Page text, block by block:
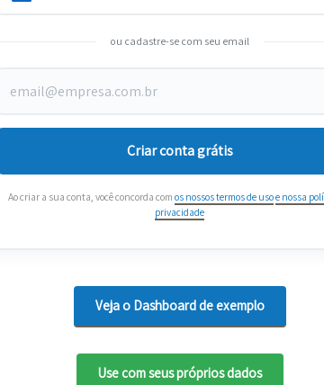
ou cadastre-se com seu email
Criar conta grátis
Ao criar a sua conta, você concorda com os nossos termos de usoe nossa
privacidade
Veja o Dashboard de exemplo
Use com seus próprios dados